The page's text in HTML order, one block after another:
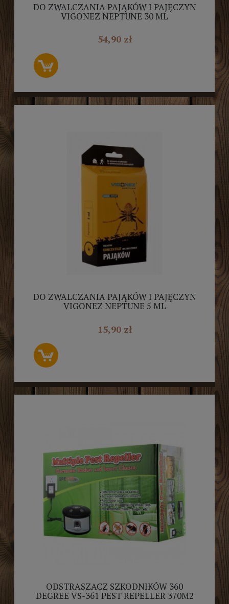
DO ZWALCZANIA PAJĄKÓW I PAJĘCZYN
VIGONEZ NEPTUNE 30 ML
54,90 zł
DO ZWALCZANIA PAJĄKÓW I PAJĘCZYN
VIGONEZ NEPTUNE 5 ML
15,90 zł
ODSTRASZACZ SZKODNIKÓW 360
DEGREE VS-361 PEST REPELLER 370M2